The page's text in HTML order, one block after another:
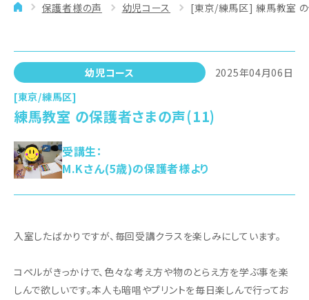
保護者様の声 幼児コース [東京/練馬区] 練馬教室
幼児コース
2025年04月06日
[東京/練馬区]
練馬教室 の保護者さまの声(11)
受講生：
M.Kさん(5歳)の保護者様より
入室したばかりですが、毎回受講クラスを楽しみにしています。
コペルがきっかけで、色々な考え方や物のとらえ方を学ぶ事を楽
しんで欲しいです。本人も暗唱やプリントを毎日楽しんで行ってお